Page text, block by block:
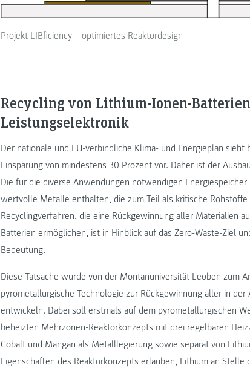
Projekt LIBficiency − optimiertes Reaktordesign
Recycling von Lithium-Ionen-
Leistungselektronik
Der nationale und EU-verbindliche Klima- und Energieplan
Einsparung von mindestens 30 Prozent vor. Daher ist der
Die für die diverse Anwendungen notwendigen
wertvolle Metalle enthalten, die zum Teil als kritische
Recyclingverfahren, die eine Rückgewinnung aller Materialien
Batterien ermöglichen, ist in Hinblick auf das Zero-Waste-Ziel
Bedeutung.
Diese Tatsache wurde von der Montanuniversität Leoben zum
pyrometallurgische Technologie zur Rückgewinnung aller in
entwickeln. Dabei soll erstmals auf dem pyrometallurgischen
beheizten Mehrzonen-Reaktorkonzepts mit drei regelbaren
Cobalt und Mangan als Metalllegierung sowie separat von
Eigenschaften des Reaktorkonzepts erlauben, Lithium an